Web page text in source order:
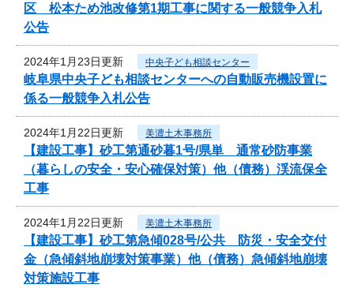
区 松本ため池改修第1期工事に関する一般競争入札
公告
2024年1月23日更新 中央子ども相談センター
岐阜県中央子ども相談センターへの自動販売機設置に
係る一般競争入札公告
2024年1月22日更新 美濃土木事務所
【建設工事】砂工第通砂暮1号/県単 通常砂防事業
（暮らしの安全・安心確保対策）他（債務）渓流保全
工事
2024年1月22日更新 美濃土木事務所
【建設工事】砂工第急傾028号/公共 防災・安全交付
金（急傾斜地崩壊対策事業）他（債務）急傾斜地崩壊
対策施設工事